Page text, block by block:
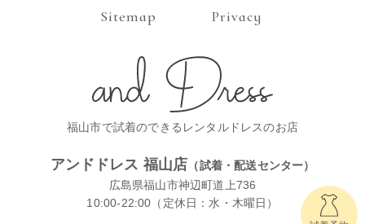
福山市で試着のできるレンタルドレスのお店
アンドドレス 福山店 （試着・配送センター）
広島県福山市神辺町道上736
10:00-22:00（定休日：水・木曜日）
Sitemap
Privacy